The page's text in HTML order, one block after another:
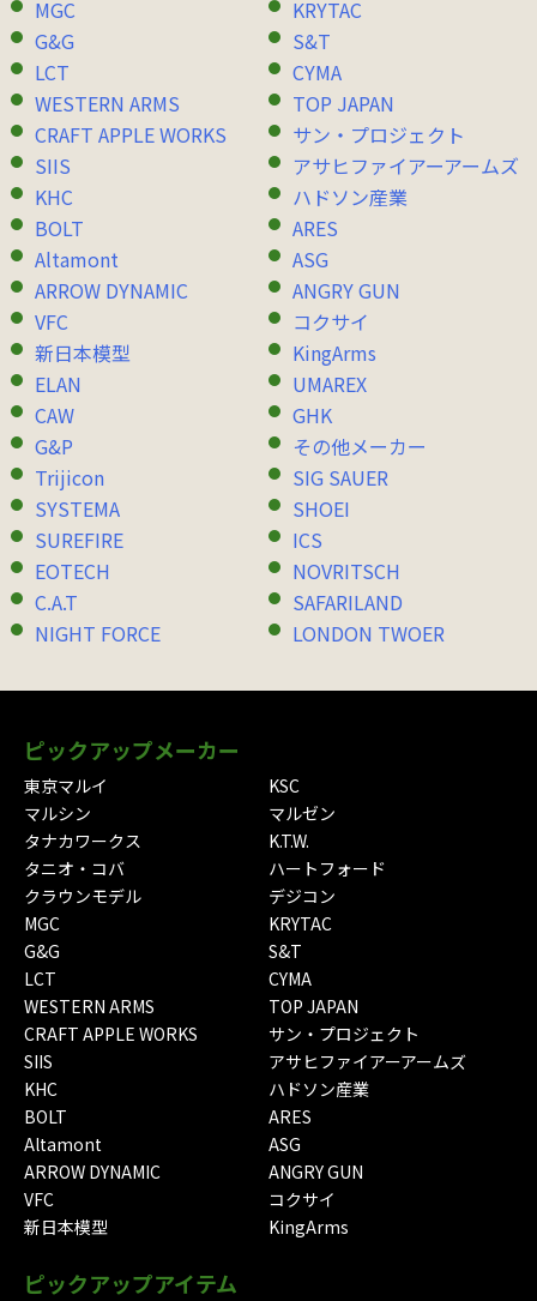
MGC
KRYTAC
G&G
S&T
LCT
CYMA
WESTERN ARMS
TOP JAPAN
CRAFT APPLE WORKS
サン・プロジェクト
SIIS
アサヒファイアーアームズ
KHC
ハドソン産業
BOLT
ARES
Altamont
ASG
ARROW DYNAMIC
ANGRY GUN
VFC
コクサイ
新日本模型
KingArms
ELAN
UMAREX
CAW
GHK
G&P
その他メーカー
Trijicon
SIG SAUER
SYSTEMA
SHOEI
SUREFIRE
ICS
EOTECH
NOVRITSCH
C.A.T
SAFARILAND
NIGHT FORCE
LONDON TWOER
ピックアップメーカー
東京マルイ
KSC
マルシン
マルゼン
タナカワークス
K.T.W.
タニオ・コバ
ハートフォード
クラウンモデル
デジコン
MGC
KRYTAC
G&G
S&T
LCT
CYMA
WESTERN ARMS
TOP JAPAN
CRAFT APPLE WORKS
サン・プロジェクト
SIIS
アサヒファイアーアームズ
KHC
ハドソン産業
BOLT
ARES
Altamont
ASG
ARROW DYNAMIC
ANGRY GUN
VFC
コクサイ
新日本模型
KingArms
ピックアップアイテム